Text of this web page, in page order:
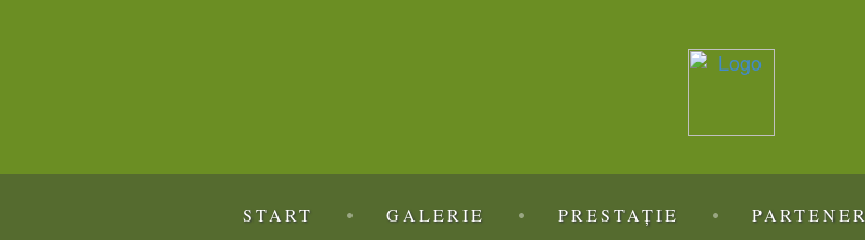
START GALERIE PRESTAȚIE PARTENER